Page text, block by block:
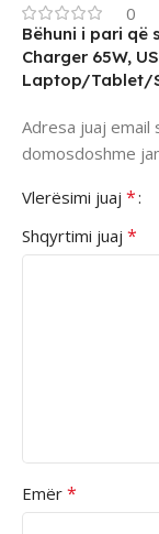
0
Bëhuni i pari që
Charger 65W,
Laptop/Tablet/
Adresa juaj email
domosdoshme
Vlerësimi juaj *
Shqyrtimi juaj *
Emër *